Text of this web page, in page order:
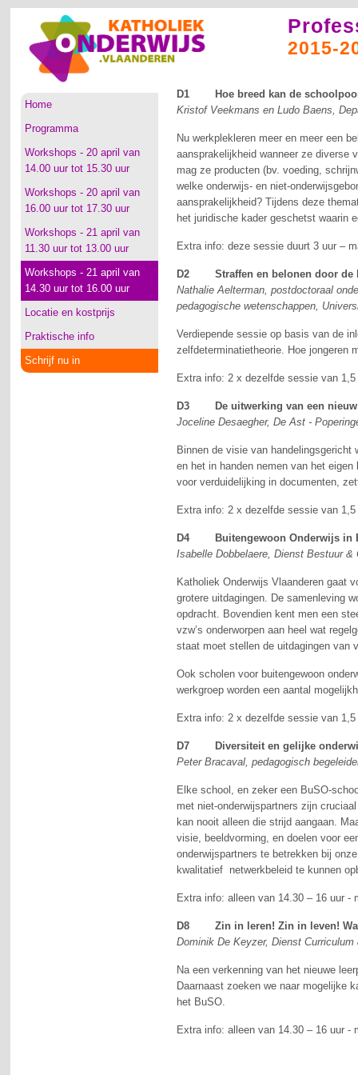
2015-
Home
Programma
Workshops - 20 april van
14.00 uur tot 15.30 uur
Workshops - 20 april van
16.00 uur tot 17.30 uur
Workshops - 21 april van
11.30 uur tot 13.00 uur
Workshops - 21 april van
14.30 uur tot 16.00 uur
Locatie en kostprijs
Praktische info
Schrijf nu in
D1 Hoe breed kan de schoolpoort
Kristof Veekmans en Ludo Baens,
Nu werkplekleren meer en meer een
aansprakelijkheid wanneer ze diverse
mag ze producten (bv. voeding,
welke onderwijs- en niet-
aansprakelijkheid? Tijdens deze
het juridische kader geschetst waarin
Extra info: deze sessie duurt 3 uur –
D2 Straffen en belonen door de
Nathalie Aelterman, postdoctoraal
pedagogische wetenschappen,
Verdiepende sessie op basis van de
zelfdeterminatietheorie. Hoe jongeren
Extra info: 2 x dezelfde sessie van
D3
De uitwerking van een
Joceline Desaegher, De Ast -
Binnen de visie van handelingsgericht
en het in handen nemen van het
voor verduidelijking in documenten,
Extra info: 2 x dezelfde sessie van
D4 Buitengewoon Onderwijs in
Isabelle Dobbelaere, Dienst Bestuur
Katholiek Onderwijs Vlaanderen gaat
grotere uitdagingen. De samenleving
opdracht. Bovendien kent men een
vzw’s onderworpen aan heel wat
staat moet stellen de uitdagingen van
Ook scholen voor buitengewoon
werkgroep worden een aantal
Extra info: 2 x dezelfde sessie van
D7 Diversiteit en gelijke
Peter Bracaval, pedagogisch
Elke school, en zeker een BuSO-
met niet-onderwijspartners zijn
kan nooit alleen die strijd aangaan.
visie, beeldvorming, en doelen voor
onderwijspartners te betrekken bij
kwalitatief netwerkbeleid te kunnen
Extra info: alleen van 14.30 – 16 uur -
D8 Zin in leren! Zin in leven! Wat
Dominik De Keyzer, Dienst
Na een verkenning van het nieuwe
Daarnaast zoeken we naar mogelijke
het BuSO.
Extra info: alleen van 14.30 – 16 uur -